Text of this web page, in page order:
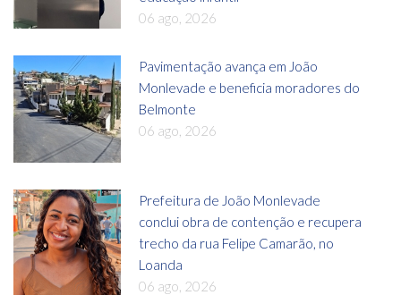
06 ago, 2026
Pavimentação avança em João
Monlevade e beneficia moradores do
Belmonte
06 ago, 2026
Prefeitura de João Monlevade
conclui obra de contenção e recupera
trecho da rua Felipe Camarão, no
Loanda
06 ago, 2026